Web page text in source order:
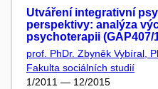
Utváření integrativní
perspektivy: analýza
psychoterapii (GAP407/
prof. PhDr. Zbyněk Vybíral,
Fakulta sociálních studií
1/2011 — 12/2015